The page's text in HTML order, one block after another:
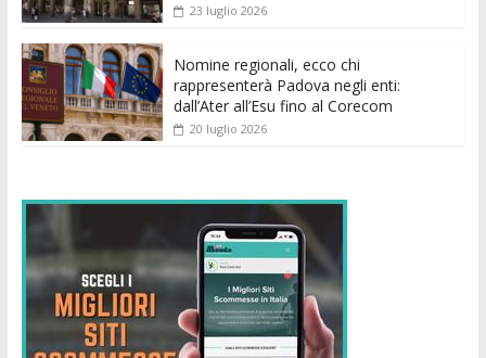
23 luglio 2026
Nomine regionali, ecco chi
rappresenterà Padova negli enti:
dall’Ater all’Esu fino al Corecom
20 luglio 2026